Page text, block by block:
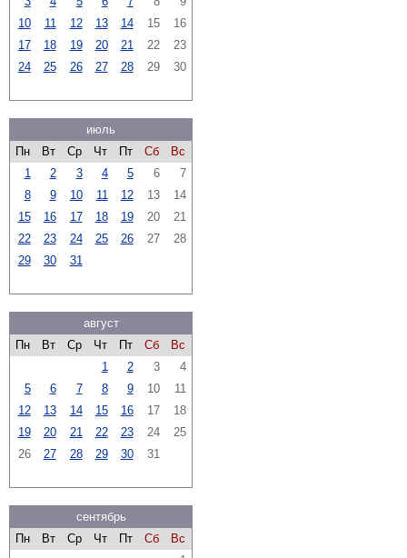
10
11 12 13 14 15
16
17
18 19 20 21 22
23
24
25 26 27 28 29 30
июль
Пн
Вт Ср Чт Пт Сб
Вс
1
2 3 4 5 6
7
8
9 10 11 12 13
14
15
16 17 18 19 20
21
22
23 24 25 26 27
28
29
30 31
август
Пн
Вт Ср Чт Пт Сб
Вс
1
2 3
4
5
6 7 8 9 10
11
12
13 14 15 16 17
18
19
20 21 22 23 24
25
26
27 28 29 30 31
сентябрь
Пн
Вт Ср Чт Пт Сб
Вс